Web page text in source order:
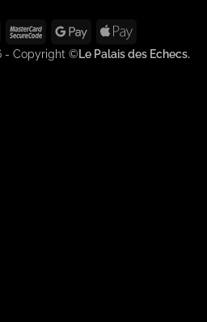
MasterCardMasterCard
2
Google
Pay
Apple
Pay
- Copyright ©Le Palais des Echecs.